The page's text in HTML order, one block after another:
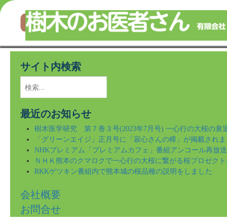
Skip
サイト内検索
索:
最近のお知らせ
樹木医学研究 第７巻３号(2023年7月号) 一心行の大桜の衰
「グリーンエイジ」正月号に「寂心さんの樟」が掲載され
NHKプレミアム「プレミアムカフェ」番組アンコール再放
ＮＨＫ熊本のクマロクで一心行の大桜に繋がる桜プロゼク
RKKゲツキン番組内で熊本城の桜品種の説明をしました
会社概要
お問合せ